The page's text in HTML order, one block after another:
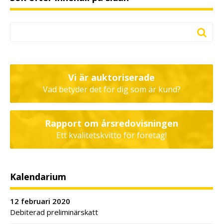
Vi är auktoriserade
Vad betyder det för dig som är kund?
Rapport om årsredovisningen
Ett kvalitetskvitto för företag!
Kalendarium
12 februari 2020
Debiterad preliminärskatt